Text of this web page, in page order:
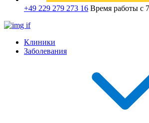
+49 229 279 273 16 Время работы с
Клиники
Заболевания